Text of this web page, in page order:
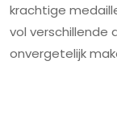
krachtige
vol verschillende
onvergetelijk